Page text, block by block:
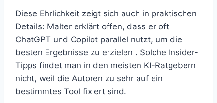
Diese Ehrlichkeit zeigt sich auch in praktischen
Details: Malter erklärt offen, dass er oft
ChatGPT und Copilot parallel nutzt, um die
besten Ergebnisse zu erzielen . Solche Insider-
Tipps findet man in den meisten KI-Ratgebern
nicht, weil die Autoren zu sehr auf ein
bestimmtes Tool fixiert sind.